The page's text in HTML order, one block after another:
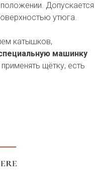
Допускается
утюга.
катышков,
машинку
щётку, есть